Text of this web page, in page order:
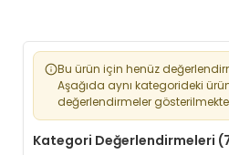
Bu ürün için henüz
Aşağıda aynı kategorideki
değerlendirmeler
Kategori Değerlendirmeleri